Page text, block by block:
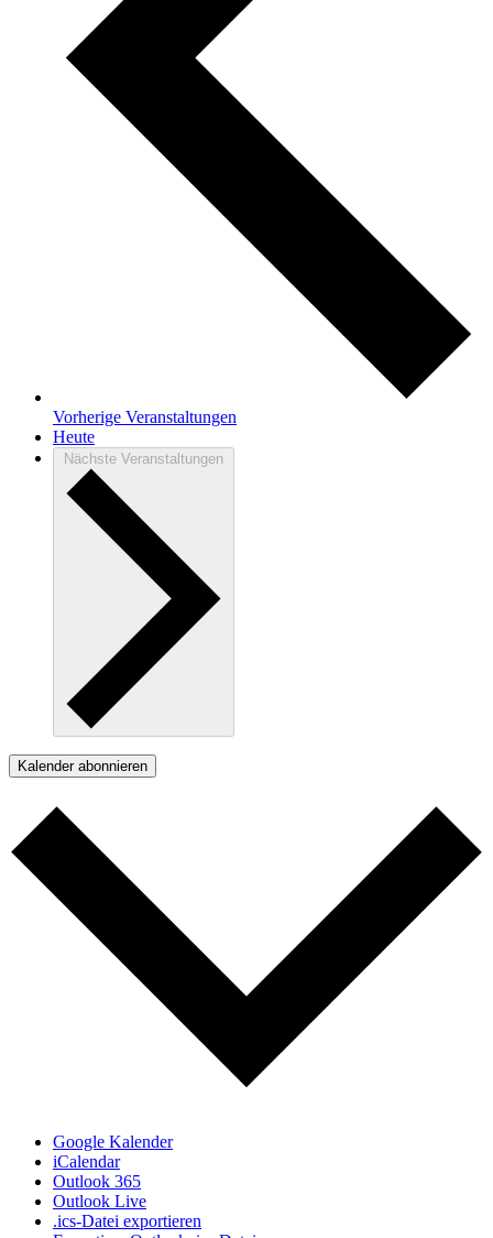
Vorherige Veranstaltungen
Heute
Nächste Veranstaltungen
Kalender abonnieren
Google Kalender
iCalendar
Outlook 365
Outlook Live
.ics-Datei exportieren